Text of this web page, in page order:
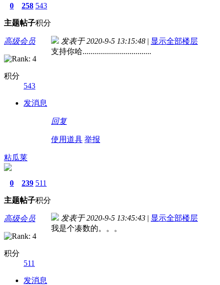
0
主题
258
帖子
543
积分
高级会员
积分
543
发消息
发表于 2020-9-5 13:15:48 | 显示全部楼层
支持你哈...................................
回复
使用道具 举报
粘瓜莱
0
主题
239
帖子
511
积分
高级会员
积分
511
发消息
发表于 2020-9-5 13:45:43 | 显示全部楼层
我是个凑数的。。。